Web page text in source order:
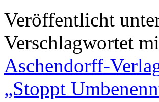
Veröffentlicht
Verschlagwortet
Aschendorff-
„Stoppt